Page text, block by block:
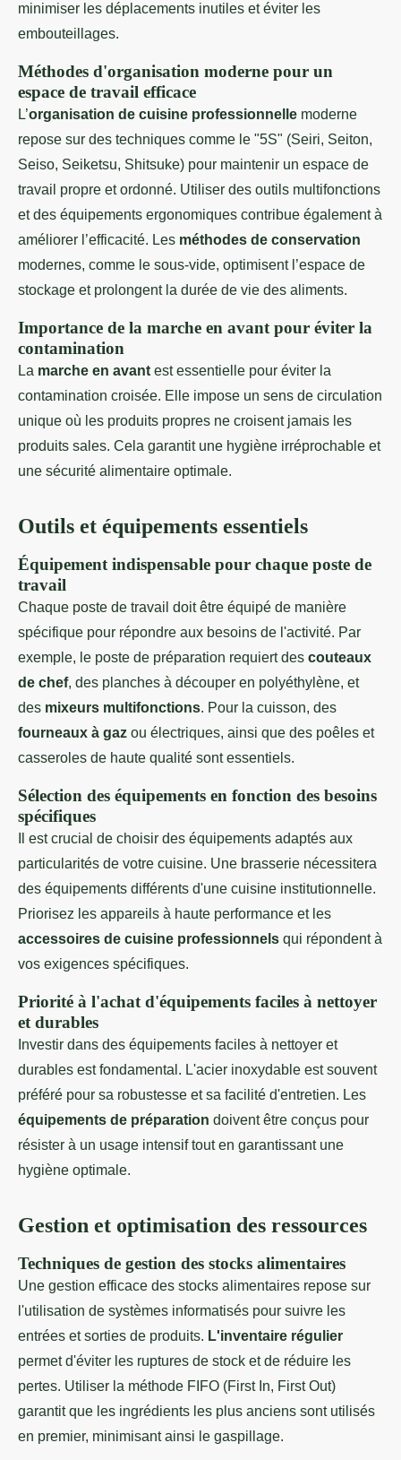
minimiser les déplacements inutiles et éviter les
embouteillages.
Méthodes d'organisation moderne pour un
espace de travail efficace
L’organisation de cuisine professionnelle moderne
repose sur des techniques comme le "5S" (Seiri, Seiton,
Seiso, Seiketsu, Shitsuke) pour maintenir un espace de
travail propre et ordonné. Utiliser des outils multifonctions
et des équipements ergonomiques contribue également à
améliorer l’efficacité. Les méthodes de conservation
modernes, comme le sous-vide, optimisent l’espace de
stockage et prolongent la durée de vie des aliments.
Importance de la marche en avant pour éviter la
contamination
La marche en avant est essentielle pour éviter la
contamination croisée. Elle impose un sens de circulation
unique où les produits propres ne croisent jamais les
produits sales. Cela garantit une hygiène irréprochable et
une sécurité alimentaire optimale.
Outils et équipements essentiels
Équipement indispensable pour chaque poste de
travail
Chaque poste de travail doit être équipé de manière
spécifique pour répondre aux besoins de l'activité. Par
exemple, le poste de préparation requiert des couteaux
de chef, des planches à découper en polyéthylène, et
des mixeurs multifonctions. Pour la cuisson, des
fourneaux à gaz ou électriques, ainsi que des poêles et
casseroles de haute qualité sont essentiels.
Sélection des équipements en fonction des besoins
spécifiques
Il est crucial de choisir des équipements adaptés aux
particularités de votre cuisine. Une brasserie nécessitera
des équipements différents d'une cuisine institutionnelle.
Priorisez les appareils à haute performance et les
accessoires de cuisine professionnels qui répondent à
vos exigences spécifiques.
Priorité à l'achat d'équipements faciles à nettoyer
et durables
Investir dans des équipements faciles à nettoyer et
durables est fondamental. L'acier inoxydable est souvent
préféré pour sa robustesse et sa facilité d'entretien. Les
équipements de préparation doivent être conçus pour
résister à un usage intensif tout en garantissant une
hygiène optimale.
Gestion et optimisation des ressources
Techniques de gestion des stocks alimentaires
Une gestion efficace des stocks alimentaires repose sur
l'utilisation de systèmes informatisés pour suivre les
entrées et sorties de produits. L'inventaire régulier
permet d'éviter les ruptures de stock et de réduire les
pertes. Utiliser la méthode FIFO (First In, First Out)
garantit que les ingrédients les plus anciens sont utilisés
en premier, minimisant ainsi le gaspillage.